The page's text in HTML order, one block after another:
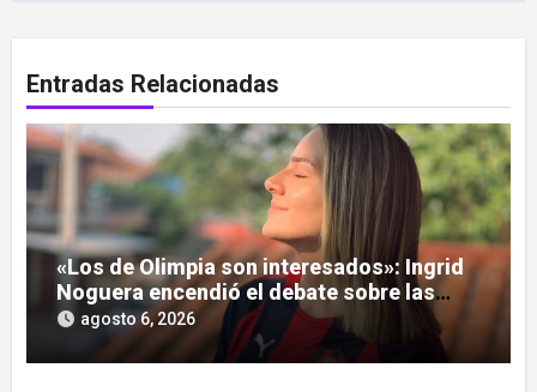
Entradas Relacionadas
«Los de Olimpia son interesados»: Ingrid
Noguera encendió el debate sobre las
hinchadas
agosto 6, 2026